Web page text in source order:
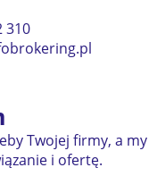
310
Twojej firmy, a my
i ofertę.